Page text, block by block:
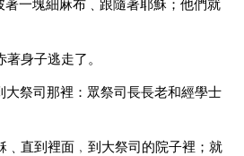
一塊細麻布﹑跟隨著耶穌；他們就
身子逃走了。
大祭司那裡：眾祭司長長老和經學士
﹑直到裡面﹐到大祭司的院子裡；就